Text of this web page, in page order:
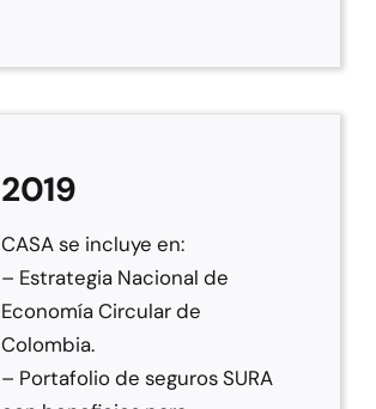
2019
CASA se incluye en:
– Estrategia Nacional de
Economía Circular de
Colombia.
– Portafolio de seguros SURA